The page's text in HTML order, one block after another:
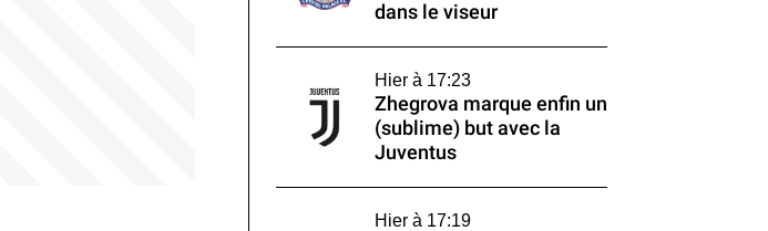
dans le viseur
Hier à 17:23
Zhegrova marque enfin un
(sublime) but avec la
Juventus
Hier à 17:19